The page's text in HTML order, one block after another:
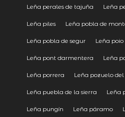
Leña perales de tajuña Leña
Leña piles Leña pobla de
Leña pobla de segur Leña poio
Leña pont darmentera Leña
Leña porrera Leña pozuelo
Leña puebla de la sierra Leña
Leña pungín Leña páramo